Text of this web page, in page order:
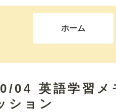
ホーム
04 英語学習メ
ション